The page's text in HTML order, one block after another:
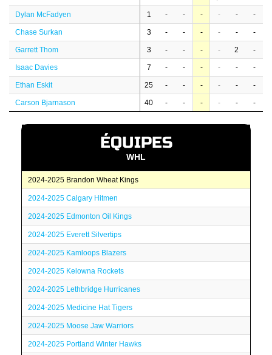
Dylan McFadyen 1 - - - - - -
Chase Surkan 3 - - - - - -
Garrett Thom 3 - - - - 2 -
Isaac Davies 7 - - - - - -
Ethan Eskit 25 - - - - - -
Carson Bjarnason 40 - - - - - -
ÉQUIPES
WHL
2024-2025 Brandon Wheat Kings
2024-2025 Calgary Hitmen
2024-2025 Edmonton Oil Kings
2024-2025 Everett Silvertips
2024-2025 Kamloops Blazers
2024-2025 Kelowna Rockets
2024-2025 Lethbridge Hurricanes
2024-2025 Medicine Hat Tigers
2024-2025 Moose Jaw Warriors
2024-2025 Portland Winter Hawks